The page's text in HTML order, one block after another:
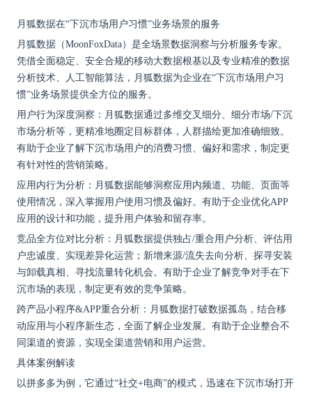
月狐数据在“下沉市场用户习惯”业务场景的服务
月狐数据（MoonFoxData）是全场景数据洞察与分析服务专家。
凭借全面稳定、安全合规的移动大数据根基以及专业精准的数据
分析技术、人工智能算法，月狐数据为企业在“下沉市场用户习
惯”业务场景提供全方位的服务。
用户行为深度洞察：月狐数据通过多维交叉细分、细分市场/下沉
市场分析等，更精准地圈定目标群体，人群描绘更加准确细致。
有助于企业了解下沉市场用户的消费习惯、偏好和需求，制定更
有针对性的营销策略。
应用内行为分析：月狐数据能够洞察应用内频道、功能、页面等
使用情况，深入掌握用户使用习惯及偏好。有助于企业优化APP
应用的设计和功能，提升用户体验和留存率。
竞品全方位对比分析：月狐数据提供独占/重合用户分析、评估用
户忠诚度、实现差异化运营；新增来源/流失去向分析、探寻安装
与卸载真相、寻找流量转化机会。有助于企业了解竞争对手在下
沉市场的表现，制定更有效的竞争策略。
跨产品小程序&APP重合分析：月狐数据打破数据孤岛，结合移
动应用与小程序新生态，全面了解企业发展。有助于企业整合不
同渠道的资源，实现全渠道营销和用户运营。
具体案例解读
以拼多多为例，它通过“社交+电商”的模式，迅速在下沉市场打开